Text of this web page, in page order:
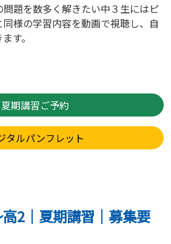
題を数多く解きたい中３生にはピ
様の学習内容を動画で視聴し、自
す。
夏期講習ご予約
タルパンフレット
2｜夏期講習｜募集要